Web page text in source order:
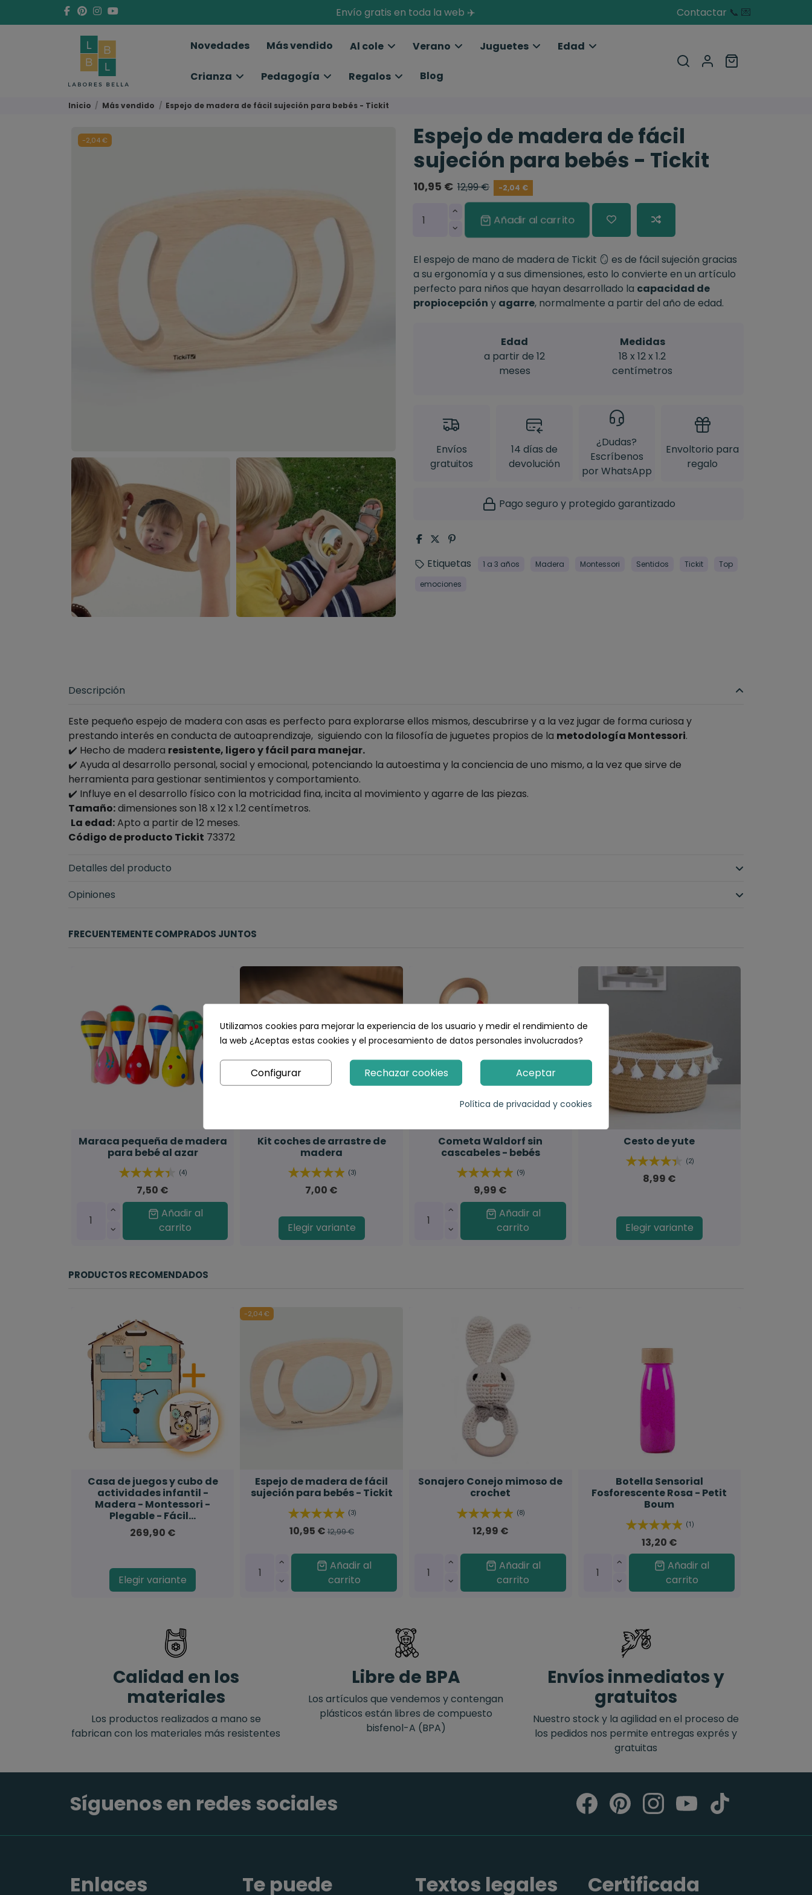
Envío gratis en toda la web ✈️ Contactar 📞 💌
Novedades Más vendido Al cole Verano Juguetes Edad
Crianza Pedagogía Regalos Blog
Inicio Más vendido Espejo de madera de fácil sujeción para bebés - Tickit
-2,04 €
Espejo de madera de fácil
sujeción para bebés - Tickit
10,95 € 12,99 € -2,04 €
Añadir al carrito
El espejo de mano de madera de Tickit 🪞 es de fácil sujeción gracias
a su ergonomía y a sus dimensiones, esto lo convierte en un artículo
perfecto para niños que hayan desarrollado la capacidad de
propiocepción y agarre, normalmente a partir del año de edad.
Edad
a partir de 12
meses
Medidas
18 x 12 x 1.2
centímetros
Envíos
gratuitos
14 días de
devolución
¿Dudas?
Escríbenos
por WhatsApp
Envoltorio para
regalo
Pago seguro y protegido garantizado
Etiquetas 1 a 3 años Madera Montessori Sentidos Tickit
Top
emociones
Descripción
Este pequeño espejo de madera con asas es perfecto para explorarse ellos mismos, descubrirse y a la vez jugar de forma curiosa y
prestando interés en conducta de autoaprendizaje, siguiendo con la filosofía de juguetes propios de la metodología Montessori.
✔️ ​Hecho de madera resistente, ligero y fácil para manejar.
✔️ Ayuda al desarrollo personal, social y emocional, potenciando la autoestima y la conciencia de uno mismo, a la vez que sirve de
herramienta para gestionar sentimientos y comportamiento.
✔️ Influye en el desarrollo físico con la motricidad fina, incita al movimiento y agarre de las piezas.
Tamaño:dimensiones son 18 x 12 x 1.2 centímetros.
La edad:Apto a partir de 12 meses.
Código de producto Tickit 73372
Detalles del producto
Opiniones
FRECUENTEMENTE COMPRADOS JUNTOS
Maraca pequeña de madera
para bebé al azar
(4)
7,50 €
Añadir al
carrito
Kit coches de arrastre de
madera
(3)
7,00 €
Elegir variante
Cometa Waldorf sin
cascabeles - bebés
(9)
9,99 €
Añadir al
carrito
Cesto de yute
(2)
8,99 €
Elegir variante
PRODUCTOS RECOMENDADOS
Casa de juegos y cubo de
actividades infantil -
Madera - Montessori -
Plegable - Fácil...
269,90 €
Elegir variante
-2,04 €
Espejo de madera de fácil
sujeción para bebés - Tickit
(3)
10,95 €12,99 €
Añadir al
carrito
Sonajero Conejo mimoso de
crochet
(8)
12,99 €
Añadir al
carrito
Botella Sensorial
Fosforescente Rosa - Petit
Boum
(1)
13,20 €
Añadir al
carrito
Calidad en los
materiales
Los productos realizados a mano se
fabrican con los materiales más resistentes
Libre de BPA
Los artículos que vendemos y contengan
plásticos están libres de compuesto
bisfenol-A (BPA)
Envíos inmediatos y
gratuitos
Nuestro stock y la agilidad en el proceso de
los pedidos nos permite entregas exprés y
gratuitas
Síguenos en redes sociales
Enlaces Te puede Textos legales Certificada
Utilizamos cookies para mejorar la experiencia de los usuario y medir el rendimiento de
la web ¿Aceptas estas cookies y el procesamiento de datos personales involucrados?
Aceptar
Rechazar cookies
Configurar
Política de privacidad y cookies